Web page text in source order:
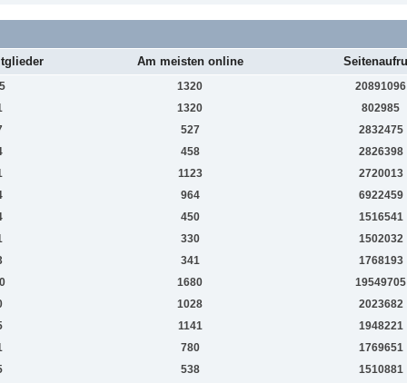
Am meisten online
1320
20891096
1320
802985
527
2832475
458
2826398
1123
2720013
964
6922459
450
1516541
330
1502032
341
1768193
1680
19549705
1028
2023682
1141
1948221
780
1769651
538
1510881